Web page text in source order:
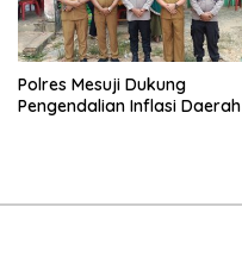
Polres Mesuji Dukung
Pengendalian Inflasi Daerah